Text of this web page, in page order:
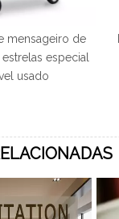
mensageiro de
especial
usado